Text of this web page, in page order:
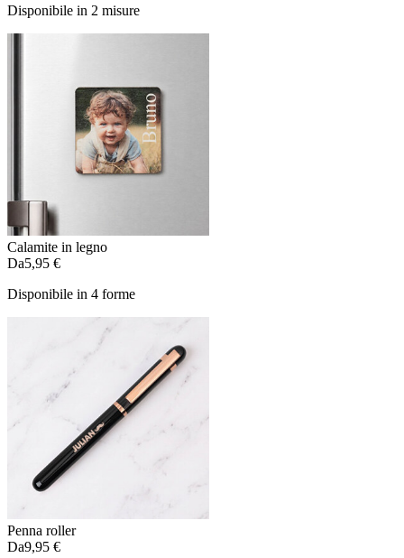
Disponibile in 2 misure
Calamite in legno
Da5,95 €
Disponibile in 4 forme
Penna roller
Da9,95 €